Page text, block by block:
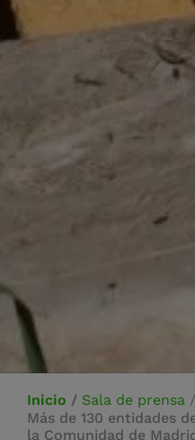
Inicio / Sala de prensa /
Más de 130 entidades
la Comunidad de